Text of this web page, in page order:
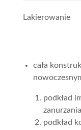
Lakierowanie
cała
podkład
zanurzania
podkład